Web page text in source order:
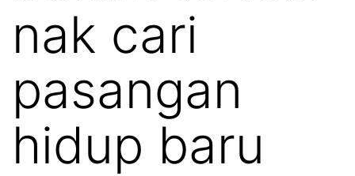
nak cari
pasangan
hidup baru